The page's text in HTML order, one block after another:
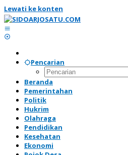
Lewati ke konten
Pencarian
Beranda
Pemerintahan
Politik
Hukrim
Olahraga
Pendidikan
Kesehatan
Ekonomi